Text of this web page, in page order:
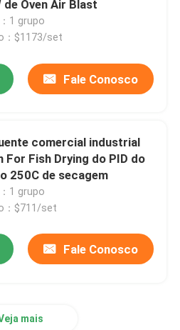
de Plaquetas
de Oven Air Blast
1 grupo
：$1173/set
Fale Conosco
comercial industrial
For Fish Drying do PID do
250C de secagem
1 grupo
：$711/set
Fale Conosco
mais